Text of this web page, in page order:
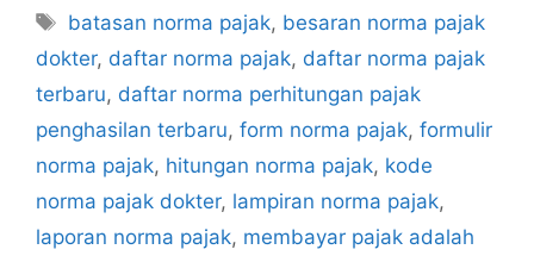
Tag
batasan norma pajak, besaran norma pajak
dokter, daftar norma pajak, daftar norma pajak
terbaru, daftar norma perhitungan pajak
penghasilan terbaru, form norma pajak, formulir
norma pajak, hitungan norma pajak, kode
norma pajak dokter, lampiran norma pajak,
laporan norma pajak, membayar pajak adalah